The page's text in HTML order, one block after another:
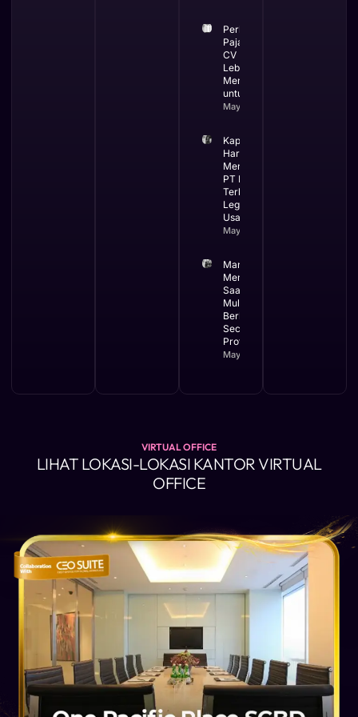
Perbandingan
Pajak PT dan
CV Mana yang
Lebih
Menguntungkan
untuk Bisnis
May 13, 2026
Kapan Bisnis
Harus
Menggunakan
PT Ini Waktu
Terbaik
Legalitas
Usaha
May 12, 2026
Manfaat
Membuat PT
Saat Bisnis
Mulai
Berkembang
Secara
Profesional
May 11, 2026
VIRTUAL OFFICE
LIHAT LOKASI-LOKASI KANTOR VIRTUAL
OFFICE